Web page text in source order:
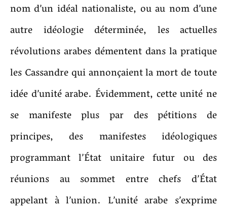
nom d’un idéal nationaliste, ou au nom d’une
autre idéologie déterminée, les actuelles
révolutions arabes démentent dans la pratique
les Cassandre qui annonçaient la mort de toute
idée d’unité arabe. Évidemment, cette unité ne
se manifeste plus par des pétitions de
principes, des manifestes idéologiques
programmant l’État unitaire futur ou des
réunions au sommet entre chefs d’État
appelant à l’union. L’unité arabe s’exprime